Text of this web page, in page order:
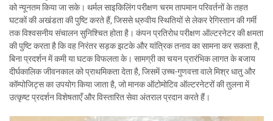
को न्यूनतम किया जा सके। थर्मल साइकिलिंग परीक्षण चरम तापमान परिवर्तनों के तहत
घटकों की अखंडता की पुष्टि करते हैं, जिससे ध्रुवीय स्थितियों से लेकर रेगिस्तान की गर्मी
तक विश्वसनीय संचालन सुनिश्चित होता है। कंपन प्रतिरोध परीक्षण ऑल्टरनेटर की क्षमता
की पुष्टि करता है कि वह निरंतर सड़क झटके और यांत्रिक तनाव का सामना कर सकता है,
बिना प्रदर्शन में कमी या घटक विफलता के। सामग्री का चयन प्रारंभिक लागत के बजाय
दीर्घकालिक जीवनकाल को प्राथमिकता देता है, जिसमें उच्च-गुणवत्ता वाले मिश्र धातु और
कॉम्पोजिट्स का उपयोग किया जाता है, जो मानक ऑटोमोटिव ऑल्टरनेटरों की तुलना में
उत्कृष्ट प्रदर्शन विशेषताएँ और विस्तारित सेवा अंतराल प्रदान करते हैं।